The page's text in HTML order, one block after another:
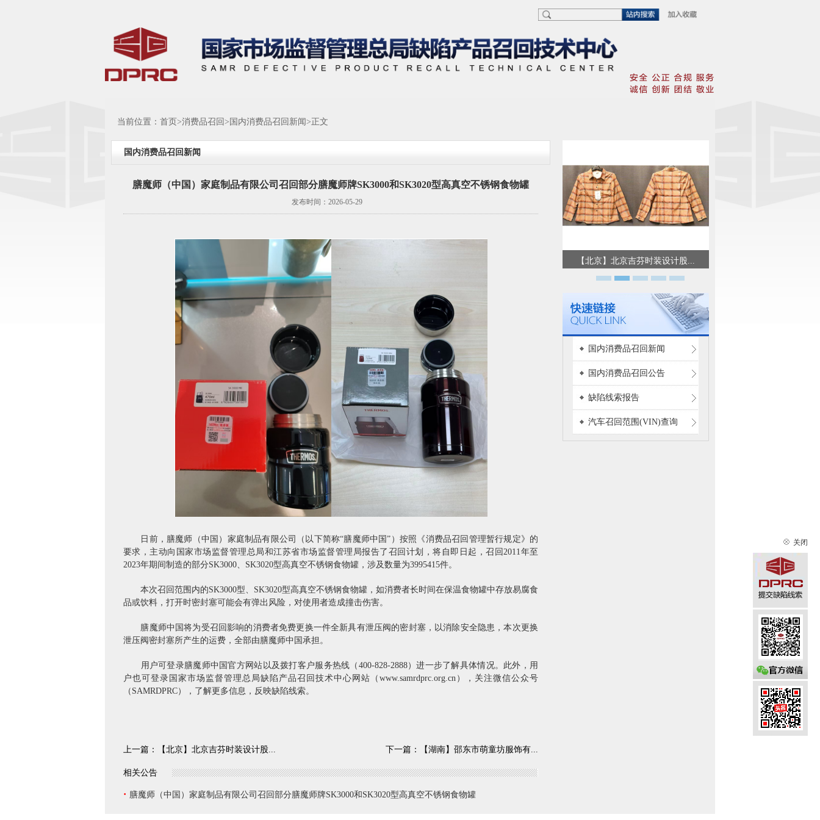
当前位置： 首页 >消费品召回> 国内消费品召回新闻>正文
国内消费品召回新闻
膳魔师（中国）家庭制品有限公司召回部分膳魔师牌SK3000和SK3020型高真空不锈钢食物罐
发布时间：2026-05-29
日前，膳魔师（中国）家庭制品有限公司（以下简称“膳魔师中国”）按照《消费品召回管理暂行规定》的
要求，主动向国家市场监督管理总局和江苏省市场监督管理局报告了召回计划，将自即日起，召回2011年至
2023年期间制造的部分SK3000、SK3020型高真空不锈钢食物罐，涉及数量为3995415件。
本次召回范围内的SK3000型、SK3020型高真空不锈钢食物罐，如消费者长时间在保温食物罐中存放易腐食
品或饮料，打开时密封塞可能会有弹出风险，对使用者造成撞击伤害。
膳魔师中国将为受召回影响的消费者免费更换一件全新具有泄压阀的密封塞，以消除安全隐患，本次更换
泄压阀密封塞所产生的运费，全部由膳魔师中国承担。
用户可登录膳魔师中国官方网站以及拨打客户服务热线（400-828-2888）进一步了解具体情况。此外，用
户也可登录国家市场监督管理总局缺陷产品召回技术中心网站（www.samrdprc.org.cn），关注微信公众号
（SAMRDPRC），了解更多信息，反映缺陷线索。
上一篇： 【北京】北京吉芬时装设计股... 下一篇： 【湖南】邵东市萌童坊服饰有...
相关公告
· 膳魔师（中国）家庭制品有限公司召回部分膳魔师牌SK3000和SK3020型高真空不锈钢食物罐
【北京】北京吉芬时装设计股...
国内消费品召回新闻
国内消费品召回公告
缺陷线索报告
汽车召回范围(VIN)查询
关闭